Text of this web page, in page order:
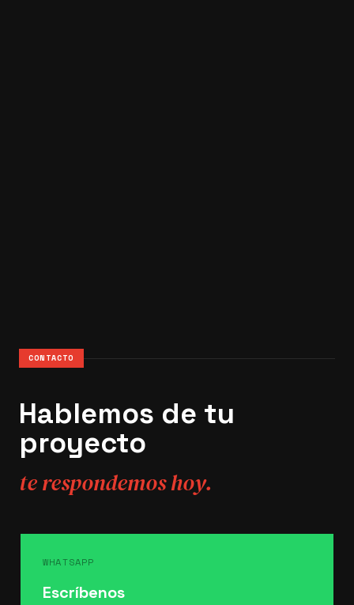
CONTACTO
Hablemos de tu
proyecto
te respondemos hoy.
WHATSAPP
Escríbenos